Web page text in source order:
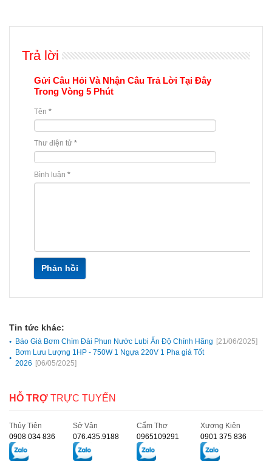
Trả lời
Gửi Câu Hỏi Và Nhận Câu Trả Lời Tại Đây
Trong Vòng 5 Phút
Tên *
Thư điện tử *
Bình luận *
Phản hồi
Tin tức khác:
Báo Giá Bơm Chìm Đài Phun Nước Lubi Ấn Độ Chính Hãng [21/06/2025]
Bơm Lưu Lượng 1HP - 750W 1 Ngựa 220V 1 Pha giá Tốt
2026 [06/05/2025]
HỖ TRỢ TRỰC TUYẾN
Thủy Tiên
0908 034 836
Sở Vân
076.435.9188
Cẩm Thơ
0965109291
Xương Kiên
0901 375 836